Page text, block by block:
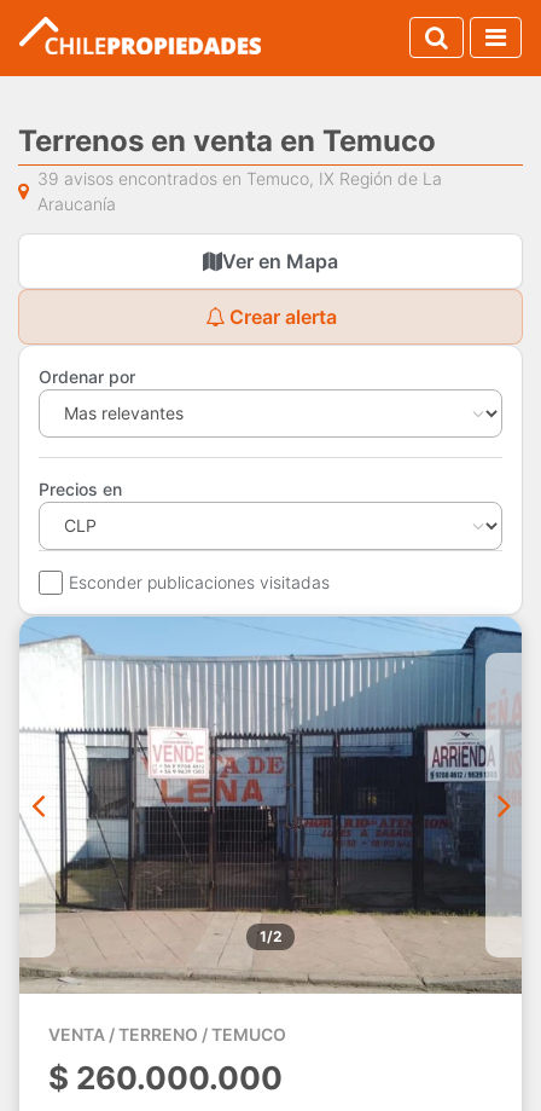
Terrenos en venta en Temuco
39 avisos encontrados en Temuco, IX Región de La
Araucanía
Ver en Mapa
Crear alerta
Ordenar por
Precios en
Esconder publicaciones visitadas
1/2
VENTA / TERRENO / TEMUCO
$ 260.000.000